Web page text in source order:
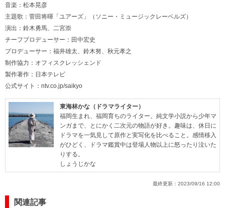
音楽：松本晃彦
主題歌：菅田将暉「ユアーズ」（ソニー・ミュージックレーベルズ）
演出：鈴木勇馬、二宮崇
チーフプロデューサー：田中宏史
プロデューサー：福井雄太、鈴木努、秋元孝之
制作協力：オフィスクレッシェンド
製作著作：日本テレビ
公式サイト： ntv.co.jp/saikyo
東海林かな（ドラマライター）
福岡生まれ、福岡育ちのライター。純文学小説から少年マ
ンガまで、とにかく二次元の物語が好き。趣味は、休日に
ドラマを一気見して原作と実写化を比べること。感情移入
がひどく、ドラマ鑑賞中は登場人物以上に怒ったり泣いた
りする。
しょうじかな
最終更新： 2023/09/16 12:00
関連記事